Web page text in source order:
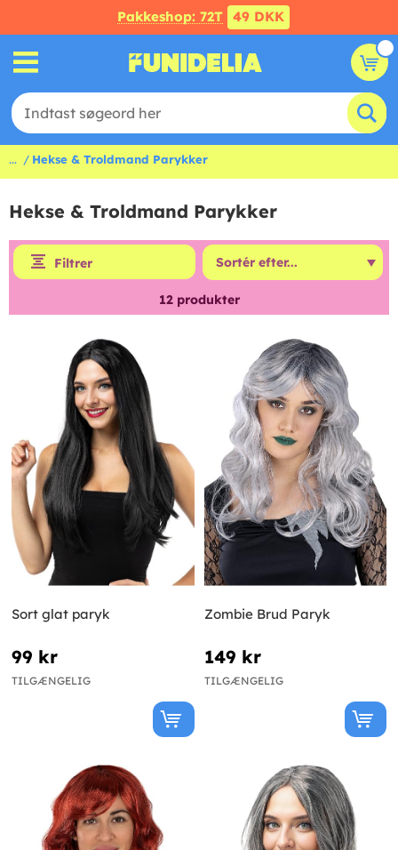
Pakkeshop: 72T 49 DKK
... Hekse & Troldmand Parykker
Hekse & Troldmand Parykker
Filtrer
12produkter
Sort glat paryk
99 kr
TILGÆNGELIG
Zombie Brud Paryk
149 kr
TILGÆNGELIG